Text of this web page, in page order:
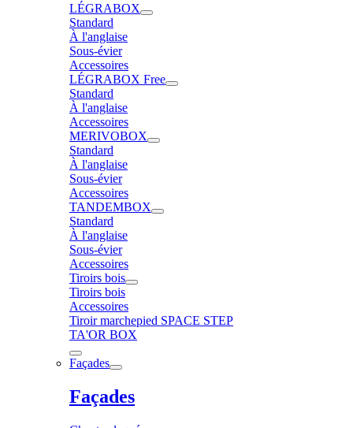
LÉGRABOX
Standard
À l'anglaise
Sous-évier
Accessoires
LÉGRABOX Free
Standard
À l'anglaise
Accessoires
MERIVOBOX
Standard
À l'anglaise
Sous-évier
Accessoires
TANDEMBOX
Standard
À l'anglaise
Sous-évier
Accessoires
Tiroirs bois
Tiroirs bois
Accessoires
Tiroir marchepied SPACE STEP
TA'OR BOX
Façades
Façades